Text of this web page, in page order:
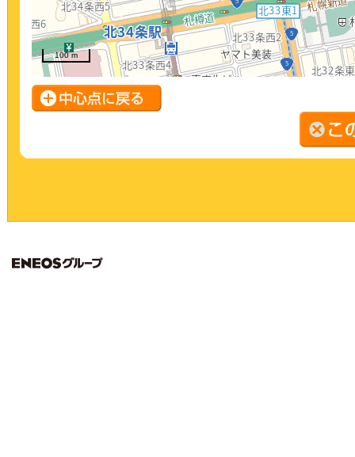
100 m